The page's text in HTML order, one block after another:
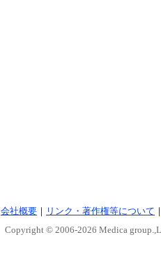
会社概要 ｜ リンク・著作権等について
Copyright © 2006-2026 Medica